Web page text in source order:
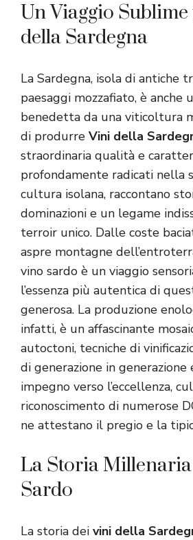
Un Viaggio
della Sardegna
La Sardegna, isola di antiche
paesaggi mozzafiato, è anche
benedetta da una viticoltura
di produrre Vini della
straordinaria qualità e
profondamente radicati nella
cultura isolana, raccontano
dominazioni e un legame
terroir unico. Dalle coste
aspre montagne
vino sardo è un viaggio
l’essenza più autentica di
generosa. La produzione
infatti, è un affascinante
autoctoni, tecniche di
di generazione in
impegno verso l’eccellenza,
riconoscimento di numerose
ne attestano il pregio e la
La Storia
Sardo
La storia dei vini della